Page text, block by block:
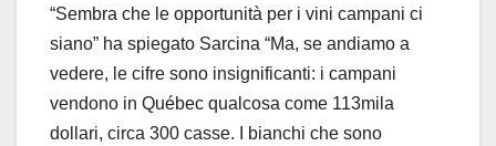
“Sembra che le opportunità per i vini campani ci
siano” ha spiegato Sarcina “Ma, se andiamo a
vedere, le cifre sono insignificanti: i campani
vendono in Québec qualcosa come 113mila
dollari, circa 300 casse. I bianchi che sono